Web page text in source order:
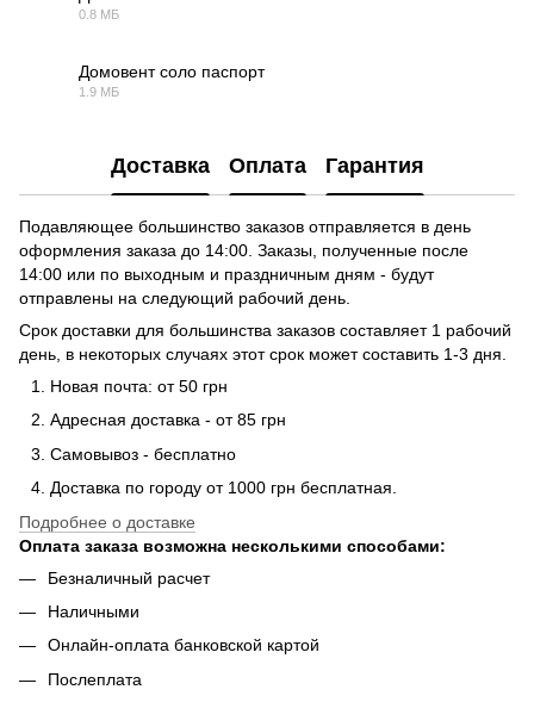
0.8 МБ
Домовент соло паспорт
1.9 МБ
Доставка Оплата Гарантия
Подавляющее большинство заказов отправляется в день
оформления заказа до 14:00. Заказы, полученные после
14:00 или по выходным и праздничным дням - будут
отправлены на следующий рабочий день.
Срок доставки для большинства заказов составляет 1 рабочий
день, в некоторых случаях этот срок может составить 1-3 дня.
Новая почта: от 50 грн
Адресная доставка - от 85 грн
Самовывоз - бесплатно
Доставка по городу от 1000 грн бесплатная.
Подробнее о доставке
Оплата заказа возможна несколькими способами:
Безналичный расчет
Наличными
Онлайн-оплата банковской картой
Послеплата